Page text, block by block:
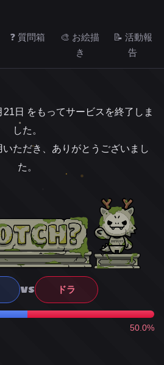
❓ 質問箱
🎨 お絵描
き
📝 活動報
告
日 をもってサービスを終了しま
した。
ただき、ありがとうございまし
た。
VS ドラ
50.0%